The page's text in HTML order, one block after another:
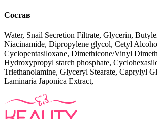
Состав
Water, Snail Secretion Filtrate, Glycerin,
Niacinamide, Dipropylene glycol, Cetyl
Cyclopentasiloxane, Dimethicone/Vinyl
Hydroxypropyl starch phosphate,
Triethanolamine, Glyceryl Stearate, Caprylyl
Laminaria Japonica Extract,